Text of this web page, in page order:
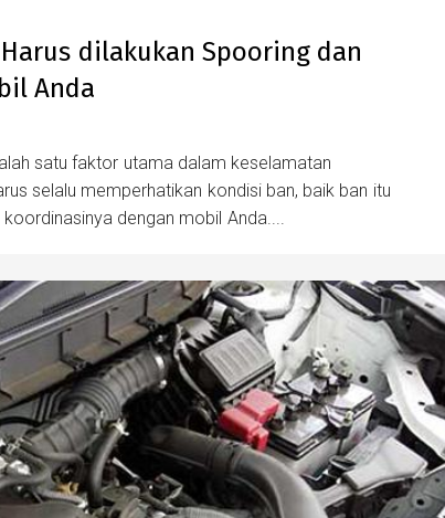
dilakukan Spooring dan
Anda
satu faktor utama dalam keselamatan
selalu memperhatikan kondisi ban, baik ban itu
dengan mobil Anda....